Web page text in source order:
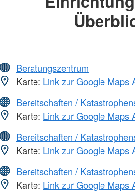
Beratungszentrum
Karte: Link zur Google Maps
Bereitschaften /
Karte: Link zur Google Maps
Bereitschaften /
Karte: Link zur Google Maps
Bereitschaften /
Karte: Link zur Google Maps